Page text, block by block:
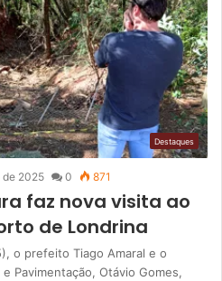
Destaques
de 2025 0 871
faz nova visita ao
de Londrina
o prefeito Tiago Amaral e o
Pavimentação, Otávio Gomes,